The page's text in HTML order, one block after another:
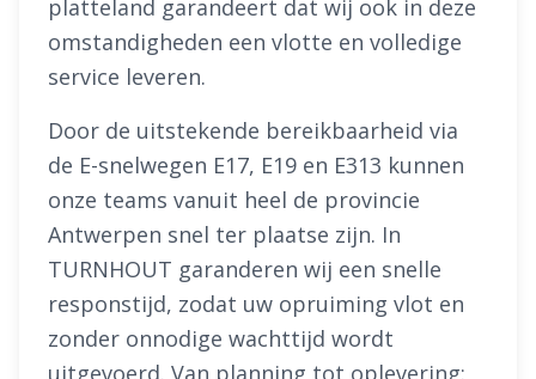
platteland garandeert dat wij ook in deze
omstandigheden een vlotte en volledige
service leveren.
Door de uitstekende bereikbaarheid via
de E-snelwegen E17, E19 en E313 kunnen
onze teams vanuit heel de provincie
Antwerpen snel ter plaatse zijn. In
TURNHOUT garanderen wij een snelle
responstijd, zodat uw opruiming vlot en
zonder onnodige wachttijd wordt
uitgevoerd. Van planning tot oplevering: